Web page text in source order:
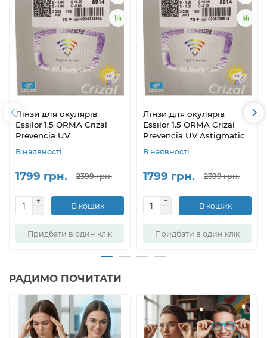
Лінзи для окулярів
Essilor 1.5 ORMA Crizal
Prevencia UV
В наявності
1799 грн. 2399 грн.
В кошик
Придбати в один клік
Лінзи для окулярів
Essilor 1.5 ORMA Crizal
Prevencia UV Astigmatic
В наявності
1799 грн. 2399 грн.
В кошик
Придбати в один клік
РАДИМО ПОЧИТАТИ